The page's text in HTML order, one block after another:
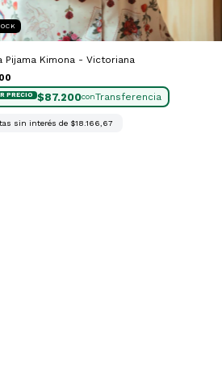
Pijama Kimona - Victoriana
$87.200con
sin interés de $18.166,67